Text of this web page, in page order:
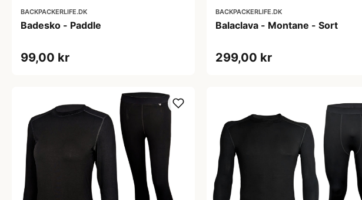
BACKPACKERLIFE.DK
Badesko - Paddle
99,00 kr
BACKPACKERLIFE.DK
Balaclava - Montane - Sort
299,00 kr